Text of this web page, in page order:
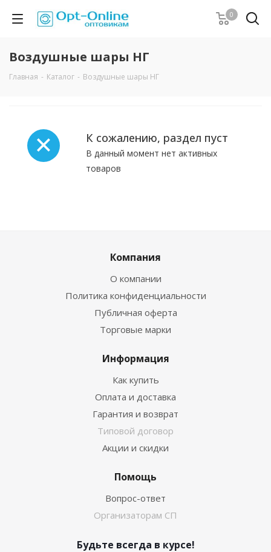
0
Воздушные шары НГ
Главная - Каталог - Воздушные шары НГ
К сожалению, раздел пуст
В данный момент нет активных
товаров
Компания
О компании
Политика конфиденциальности
Публичная оферта
Торговые марки
Информация
Как купить
Оплата и доставка
Гарантия и возврат
Типовой договор
Акции и скидки
Помощь
Вопрос-ответ
Организаторам СП
Будьте всегда в курсе!